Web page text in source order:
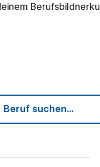
Beruf suchen...